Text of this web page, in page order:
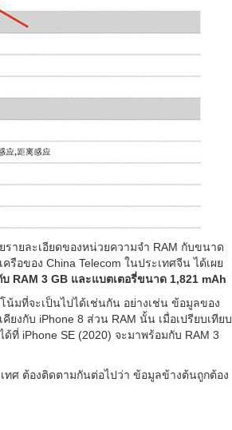
รายละเอียดของหน่วยความจำ RAM กับขนาด
อของ China Telecom ในประเทศจีน ได้เผย
RAM 3 GB และแบตเตอรี่ขนาด 1,821 mAh
มที่จะเป็นไปได้เช่นกัน อย่างเช่น ข้อมูลของ
งกับ iPhone 8 ส่วน RAM นั้น เมื่อเปรียบเทียบ
ที่ iPhone SE (2020) จะมาพร้อมกับ RAM 3
ทศ ต้องติดตามกันต่อไปว่า ข้อมูลข้างต้นถูกต้อง